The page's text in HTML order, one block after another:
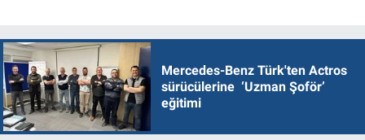
Mercedes-Benz Türk'ten Actros
sürücülerine ‘Uzman Şoför’
eğitimi